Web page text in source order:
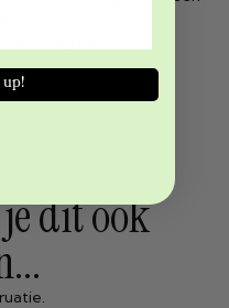
goed op!
Neem dan
dit ook